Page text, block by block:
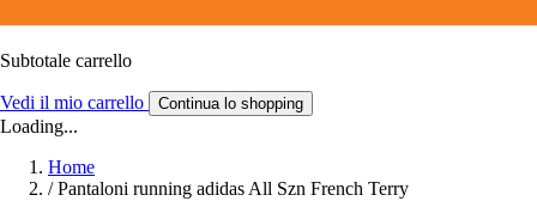
Subtotale carrello
Vedi il mio carrello Continua lo shopping
Loading...
Home
/ Pantaloni running adidas All Szn French Terry